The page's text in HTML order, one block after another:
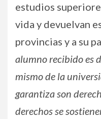
estudios
vida y devuelvan
provincias y a su
alumno recibido es
mismo de la
garantiza son
derechos se